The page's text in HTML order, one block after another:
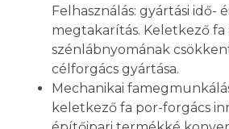
Felhasználás: gyártási idő-
megtakarítás. Keletkező
szénlábnyomának
célforgács gyártása.
Mechanikai
keletkező fa por-forgács